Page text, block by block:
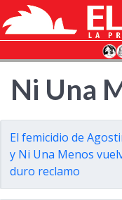
Ni Una
El femicidio de
y Ni Una Menos
duro reclamo